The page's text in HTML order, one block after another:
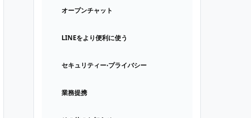
オープンチャット
LINEをより便利に使う
セキュリティー⋅プライバシー
業務提携